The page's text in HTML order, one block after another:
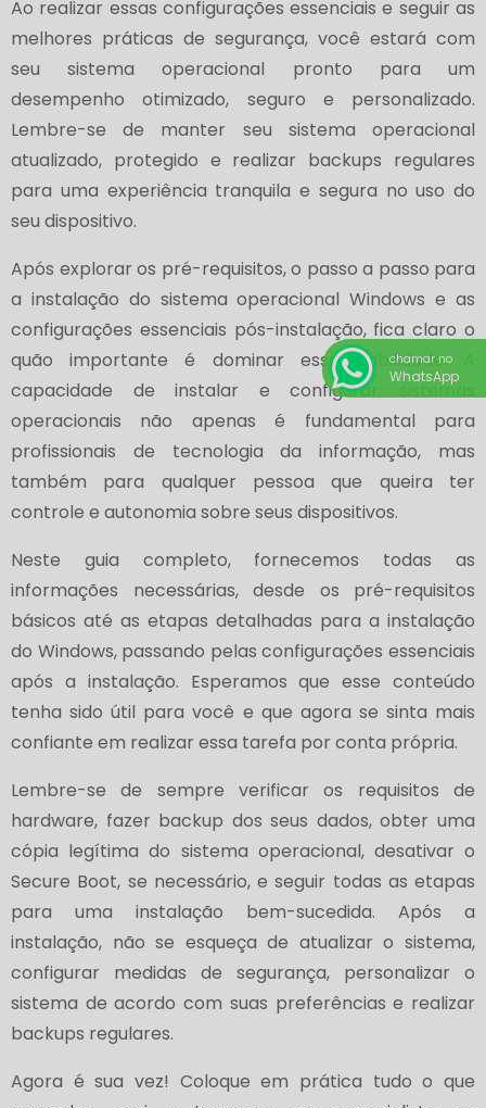
Ao realizar essas configurações essenciais e seguir as
melhores práticas de segurança, você estará com
seu sistema operacional pronto para um
desempenho otimizado, seguro e personalizado.
Lembre-se de manter seu sistema operacional
atualizado, protegido e realizar backups regulares
para uma experiência tranquila e segura no uso do
seu dispositivo.
Após explorar os pré-requisitos, o passo a passo para
a instalação do sistema operacional Windows e as
configurações essenciais pós-instalação, fica claro o
quão importante é dominar essa habilidade. A
capacidade de instalar e configurar sistemas
operacionais não apenas é fundamental para
profissionais de tecnologia da informação, mas
também para qualquer pessoa que queira ter
controle e autonomia sobre seus dispositivos.
Neste guia completo, fornecemos todas as
informações necessárias, desde os pré-requisitos
básicos até as etapas detalhadas para a instalação
do Windows, passando pelas configurações essenciais
após a instalação. Esperamos que esse conteúdo
tenha sido útil para você e que agora se sinta mais
confiante em realizar essa tarefa por conta própria.
Lembre-se de sempre verificar os requisitos de
hardware, fazer backup dos seus dados, obter uma
cópia legítima do sistema operacional, desativar o
Secure Boot, se necessário, e seguir todas as etapas
para uma instalação bem-sucedida. Após a
instalação, não se esqueça de atualizar o sistema,
configurar medidas de segurança, personalizar o
sistema de acordo com suas preferências e realizar
backups regulares.
Agora é sua vez! Coloque em prática tudo o que
chamar no
WhatsApp